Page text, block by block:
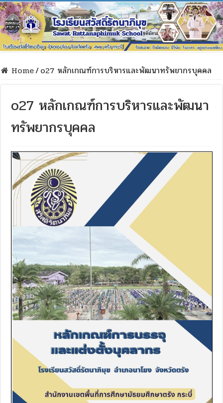
Home/o27 หลักเกณฑ์การบริหารและพัฒนาทรัพยากรบุคคล
o27 หลักเกณฑ์การบริหารและพัฒนา
ทรัพยากรบุคคล